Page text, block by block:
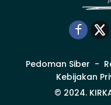
Pedoman Siber
Kebijakan
© 2024.